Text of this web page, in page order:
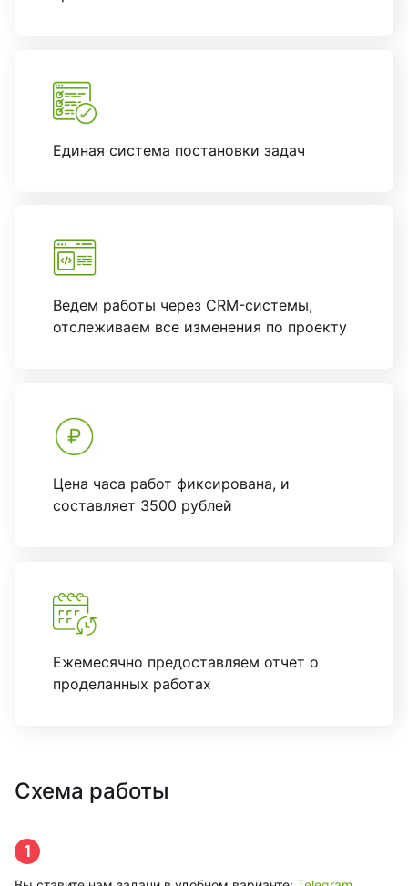
Единая система постановки задач
Ведем работы через CRM-системы,
отслеживаем все изменения по проекту
Цена часа работ фиксирована, и
составляет 3500 рублей
Ежемесячно предоставляем отчет о
проделанных работах
Схема работы
1